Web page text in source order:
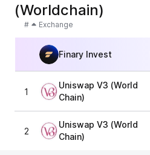
(Worldchain)
# Exchange
Finary Invest
1
Uniswap V3 (World
Chain)
2
Uniswap V3 (World
Chain)